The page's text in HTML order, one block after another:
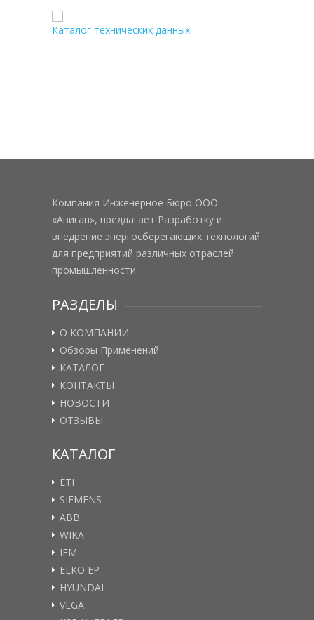
Каталог технических данных
Компания Инженерное Бюро ООО
«Авиган», предлагает Разработку и
внедрение энергосберегающих технологий
для предприятий различных отраслей
промышленности.
РАЗДЕЛЫ
О КОМПАНИИ
Обзоры Применений
КАТАЛОГ
КОНТАКТЫ
НОВОСТИ
ОТЗЫВЫ
КАТАЛОГ
ETI
SIEMENS
ABB
WIKA
IFM
ELKO EP
HYUNDAI
VEGA